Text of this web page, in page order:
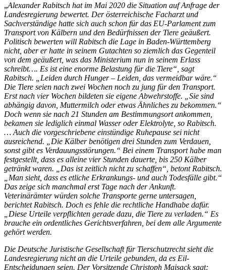
„Alexander Rabitsch hat im Mai 2020 die Situation auf Anfrage der
Landesregierung bewertet. Der österreichische Facharzt und
Sachverständige hatte sich auch schon für das EU-Parlament zum
Transport von Kälbern und den Bedürfnissen der Tiere geäußert.
Politisch bewerten will Rabitsch die Lage in Baden-Württemberg
nicht, aber er hatte in seinem Gutachten so ziemlich das Gegenteil
von dem geäußert, was das Ministerium nun in seinem Erlass
schreibt…. Es ist eine enorme Belastung für die Tiere“, sagt
Rabitsch. „Leiden durch Hunger – Leiden, das vermeidbar wäre.“
Die Tiere seien nach zwei Wochen noch zu jung für den Transport.
Erst nach vier Wochen bildeten sie eigene Abwehrstoffe. „Sie sind
abhängig davon, Muttermilch oder etwas Ähnliches zu bekommen.“
Doch wenn sie nach 21 Stunden am Bestimmungsort ankommen,
bekamen sie lediglich einmal Wasser oder Elektrolyte, so Rabitsch.
… Auch die vorgeschriebene einstündige Ruhepause sei nicht
ausreichend. „Die Kälber benötigen drei Stunden zum Verdauen,
sonst gibt es Verdauungsstörungen.“ Bei einem Transport habe man
festgestellt, dass es alleine vier Stunden dauerte, bis 250 Kälber
getränkt waren. „Das ist zeitlich nicht zu schaffen“, betont Rabitsch.
„Man sieht, dass es etliche Erkrankungs- und auch Todesfälle gibt.“
Das zeige sich manchmal erst Tage nach der Ankunft.
Veterinärämter würden solche Transporte gerne untersagen,
berichtet Rabitsch. Doch es fehle die rechtliche Handhabe dafür.
„Diese Urteile verpflichten gerade dazu, die Tiere zu verladen.“ Es
brauche ein ordentliches Gerichtsverfahren, bei dem alle Argumente
gehört werden.
Die Deutsche Juristische Gesellschaft für Tierschutzrecht sieht die
Landesregierung nicht an die Urteile gebunden, da es Eil-
Entscheidungen seien. Der Vorsitzende Christoph Maisack sagt: